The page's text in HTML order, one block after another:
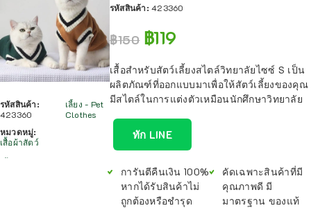
รหัสสินค้า:
423360
หมวดหมู่:
เสื้อผ้าสัตว์
เลี้ยง - Pet
Clothes
รหัสสินค้า:423360
฿150 ฿119
เสื้อสำหรับสัตว์เลี้ยงสไตล์วิทยาลัยไซซ์ S เป็น
ผลิตภัณฑ์ที่ออกแบบมาเพื่อให้สัตว์เลี้ยงของคุณ
มีสไตล์ในการแต่งตัวเหมือนนักศึกษาวิทยาลัย
ทัก LINE
การันตีคืนเงิน 100%
หากได้รับสินค้าไม่
ถูกต้องหรือชำรุด
คัดเฉพาะสินค้าที่มี
คุณภาพดี มี
มาตรฐาน ของแท้